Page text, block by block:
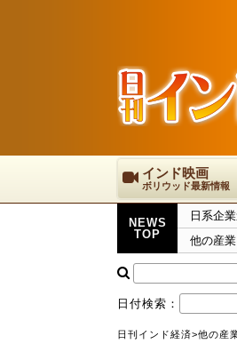
インド映画
ボリウッド最新情報
NEWS
TOP
日系企
他の産
日付検索：
日刊インド経済>他の産